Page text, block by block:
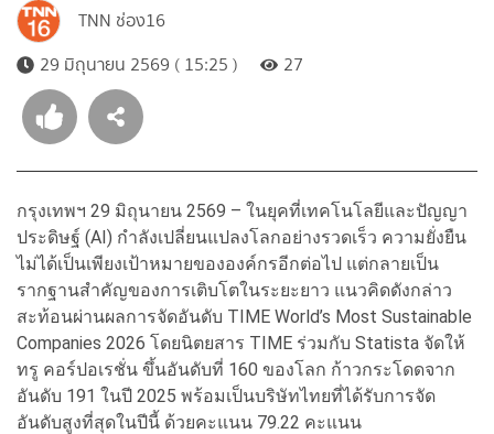
TNN ช่อง16
29 มิถุนายน 2569 ( 15:25 )
27
กรุงเทพฯ 29 มิถุนายน 2569 – ในยุคที่เทคโนโลยีและปัญญา
ประดิษฐ์ (AI) กำลังเปลี่ยนแปลงโลกอย่างรวดเร็ว ความยั่งยืน
ไม่ได้เป็นเพียงเป้าหมายขององค์กรอีกต่อไป แต่กลายเป็น
รากฐานสำคัญของการเติบโตในระยะยาว แนวคิดดังกล่าว
สะท้อนผ่านผลการจัดอันดับ TIME World’s Most Sustainable
Companies 2026 โดยนิตยสาร TIME ร่วมกับ Statista จัดให้
ทรู คอร์ปอเรชั่น ขึ้นอันดับที่ 160 ของโลก ก้าวกระโดดจาก
อันดับ 191 ในปี 2025 พร้อมเป็นบริษัทไทยที่ได้รับการจัด
อันดับสูงที่สุดในปีนี้ ด้วยคะแนน 79.22 คะแนน